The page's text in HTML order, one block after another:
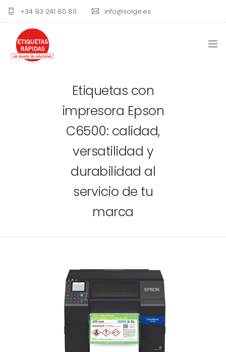
+34 93 241 80 80 info@solge.es
IMPRESORAS DE ETIQUETAS
RIBBON Y TINTAS
Etiquetas con
impresora Epson
C6500: calidad,
versatilidad y
durabilidad al
servicio de tu
marca